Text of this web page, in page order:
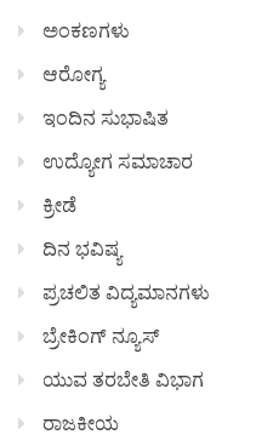
ಅಂಕಣಗಳು
ಆರೋಗ್ಯ
ಇಂದಿನ ಸುಭಾಷಿತ
ಉದ್ಯೋಗ ಸಮಾಚಾರ
ಕ್ರೀಡೆ
ದಿನ ಭವಿಷ್ಯ
ಪ್ರಚಲಿತ ವಿದ್ಯಮಾನಗಳು
ಬ್ರೇಕಿಂಗ್ ನ್ಯೂಸ್
ಯುವ ತರಬೇತಿ ವಿಭಾಗ
ರಾಜಕೀಯ